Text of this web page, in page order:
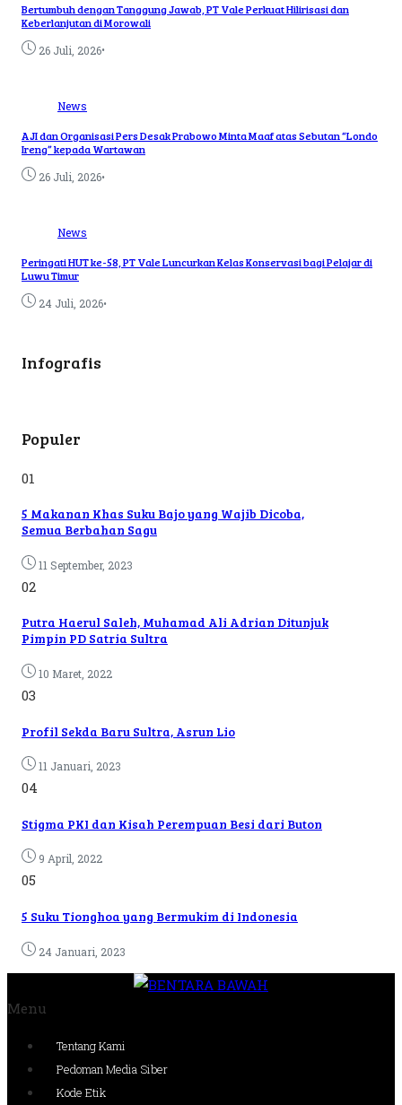
Bertumbuh dengan Tanggung Jawab, PT Vale Perkuat Hilirisasi dan
Keberlanjutan di Morowali
26 Juli, 2026•
News
AJI dan Organisasi Pers Desak Prabowo Minta Maaf atas Sebutan “Londo
Ireng” kepada Wartawan
26 Juli, 2026•
News
Peringati HUT ke-58, PT Vale Luncurkan Kelas Konservasi bagi Pelajar di
Luwu Timur
24 Juli, 2026•
Infografis
Populer
01
5 Makanan Khas Suku Bajo yang Wajib Dicoba,
Semua Berbahan Sagu
11 September, 2023
02
Putra Haerul Saleh, Muhamad Ali Adrian Ditunjuk
Pimpin PD Satria Sultra
10 Maret, 2022
03
Profil Sekda Baru Sultra, Asrun Lio
11 Januari, 2023
04
Stigma PKI dan Kisah Perempuan Besi dari Buton
9 April, 2022
05
5 Suku Tionghoa yang Bermukim di Indonesia
24 Januari, 2023
Menu
Tentang Kami
Pedoman Media Siber
Kode Etik